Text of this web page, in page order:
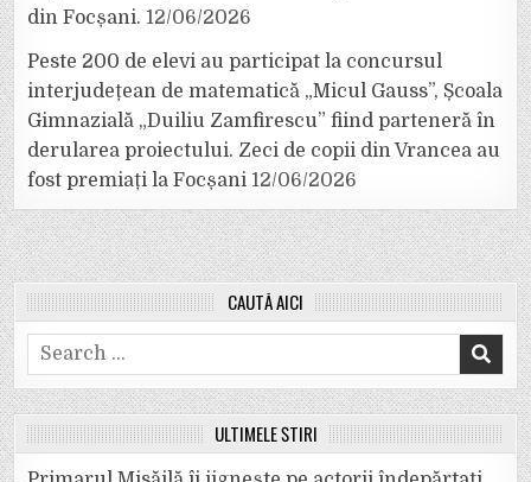
din Focșani. 12/06/2026
Peste 200 de elevi au participat la concursul
interjudețean de matematică „Micul Gauss”, Școala
Gimnazială „Duiliu Zamfirescu” fiind parteneră în
derularea proiectului. Zeci de copii din Vrancea au
fost premiați la Focșani 12/06/2026
CAUTĂ AICI
Search
for:
ULTIMELE ȘTIRI